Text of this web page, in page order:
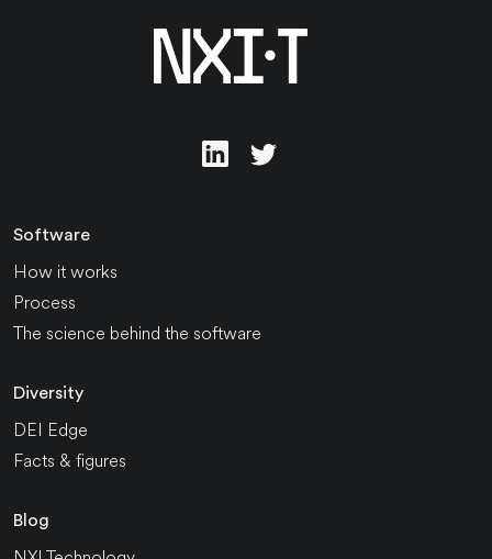
Software
How it works
Process
The science behind the software
Diversity
DEI Edge
Facts & figures
Blog